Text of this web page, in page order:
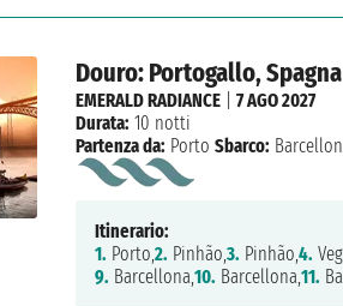
Douro: Portogallo, Spagna
EMERALD RADIANCE |7 AGO 2027
Durata: 10 notti
Partenza da: Porto Sbarco:
Itinerario:
1. Porto,2. Pinhão,3. Pinhão,4.
9. Barcellona,10. Barcellona,11.